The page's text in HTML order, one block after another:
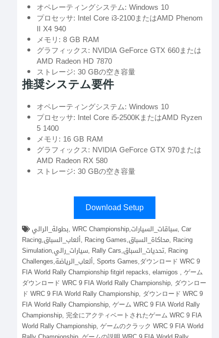
オペレーティングシステム: Windows 10
プロセッサ: Intel Core i3-2100またはAMD Phenom
II X4 940
メモリ: 8 GB RAM
グラフィックス: NVIDIA GeForce GTX 660または
AMD Radeon HD 7870
ストレージ: 30 GBの空き容量
推奨システム要件
オペレーティングシステム: Windows 10
プロセッサ: Intel Core i5-2500KまたはAMD Ryzen
5 1400
メモリ: 16 GB RAM
グラフィックス: NVIDIA GeForce GTX 970または
AMD Radeon RX 580
ストレージ: 30 GBの空き容量
Download Setup
Racing,ألعاب_السباق, Racing Games,محاكاة_السباق, Racing
Simulation,سيارات_رالي, Rally Cars,تحديات_السباق, Racing
Challenges,ألعاب_الرياضة, Sports Games,ダウンロード WRC 9
FIA World Rally Championship fitgirl repacks, elamigos , ゲーム
ダウンロード WRC 9 FIA World Rally Championship, ダウンロー
ド WRC 9 FIA World Rally Championship, ダウンロード WRC 9
FIA World Rally Championship, ゲーム WRC 9 FIA World Rally
Championship, 完全にアクティベートされたゲーム WRC 9 FIA
World Rally Championship, ゲームのクラック WRC 9 FIA World